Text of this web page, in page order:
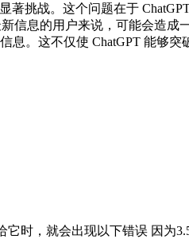
挑战。这个问题在于
信息的用户来说，可能会造成
。这不仅使 ChatGPT 能够
，就会出现以下错误 因为